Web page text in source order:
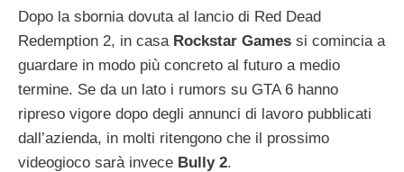
Dopo la sbornia dovuta al lancio di Red Dead
Redemption 2, in casa Rockstar Games si comincia a
guardare in modo più concreto al futuro a medio
termine. Se da un lato i rumors su GTA 6 hanno
ripreso vigore dopo degli annunci di lavoro pubblicati
dall’azienda, in molti ritengono che il prossimo
videogioco sarà invece Bully 2.